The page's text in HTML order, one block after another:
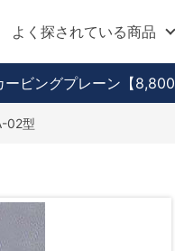
よく探されている商品
ビングプレーン 【8,800
02型